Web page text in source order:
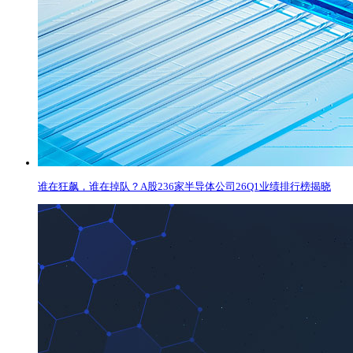
谁在狂飙，谁在掉队？A股236家半导体公司26Q1业绩排行榜揭晓